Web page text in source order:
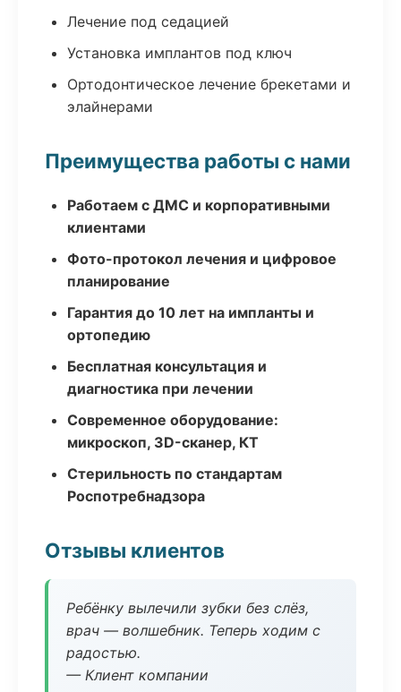
Лечение под седацией
Установка имплантов под ключ
Ортодонтическое лечение брекетами и
элайнерами
Преимущества работы с нами
Работаем с ДМС и корпоративными
клиентами
Фото-протокол лечения и цифровое
планирование
Гарантия до 10 лет на импланты и
ортопедию
Бесплатная консультация и
диагностика при лечении
Современное оборудование:
микроскоп, 3D-сканер, КТ
Стерильность по стандартам
Роспотребнадзора
Отзывы клиентов
Ребёнку вылечили зубки без слёз,
врач — волшебник. Теперь ходим с
радостью.
— Клиент компании